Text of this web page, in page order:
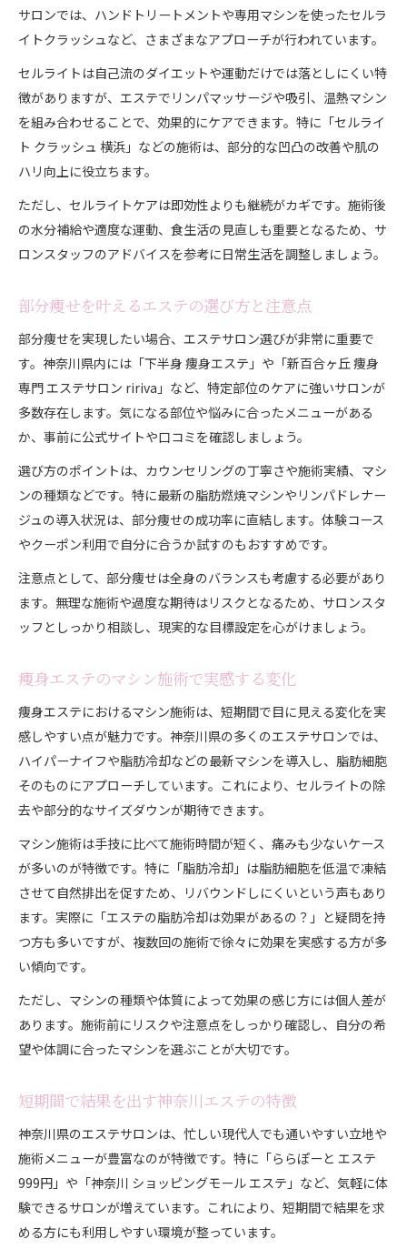
サロンでは、ハンドトリートメントや専用マシンを使ったセルラ
イトクラッシュなど、さまざまなアプローチが行われています。
セルライトは自己流のダイエットや運動だけでは落としにくい特
徴がありますが、エステでリンパマッサージや吸引、温熱マシン
を組み合わせることで、効果的にケアできます。特に「セルライ
ト クラッシュ 横浜」などの施術は、部分的な凹凸の改善や肌の
ハリ向上に役立ちます。
ただし、セルライトケアは即効性よりも継続がカギです。施術後
の水分補給や適度な運動、食生活の見直しも重要となるため、サ
ロンスタッフのアドバイスを参考に日常生活を調整しましょう。
部分痩せを叶えるエステの選び方と注意点
部分痩せを実現したい場合、エステサロン選びが非常に重要で
す。神奈川県内には「下半身 痩身エステ」や「新百合ヶ丘 痩身
専門 エステサロン ririva」など、特定部位のケアに強いサロンが
多数存在します。気になる部位や悩みに合ったメニューがある
か、事前に公式サイトや口コミを確認しましょう。
選び方のポイントは、カウンセリングの丁寧さや施術実績、マシ
ンの種類などです。特に最新の脂肪燃焼マシンやリンパドレナー
ジュの導入状況は、部分痩せの成功率に直結します。体験コース
やクーポン利用で自分に合うか試すのもおすすめです。
注意点として、部分痩せは全身のバランスも考慮する必要があり
ます。無理な施術や過度な期待はリスクとなるため、サロンスタ
ッフとしっかり相談し、現実的な目標設定を心がけましょう。
痩身エステのマシン施術で実感する変化
痩身エステにおけるマシン施術は、短期間で目に見える変化を実
感しやすい点が魅力です。神奈川県の多くのエステサロンでは、
ハイパーナイフや脂肪冷却などの最新マシンを導入し、脂肪細胞
そのものにアプローチしています。これにより、セルライトの除
去や部分的なサイズダウンが期待できます。
マシン施術は手技に比べて施術時間が短く、痛みも少ないケース
が多いのが特徴です。特に「脂肪冷却」は脂肪細胞を低温で凍結
させて自然排出を促すため、リバウンドしにくいという声もあり
ます。実際に「エステの脂肪冷却は効果があるの？」と疑問を持
つ方も多いですが、複数回の施術で徐々に効果を実感する方が多
い傾向です。
ただし、マシンの種類や体質によって効果の感じ方には個人差が
あります。施術前にリスクや注意点をしっかり確認し、自分の希
望や体調に合ったマシンを選ぶことが大切です。
短期間で結果を出す神奈川エステの特徴
神奈川県のエステサロンは、忙しい現代人でも通いやすい立地や
施術メニューが豊富なのが特徴です。特に「ららぽーと エステ
999円」や「神奈川 ショッピングモール エステ」など、気軽に体
験できるサロンが増えています。これにより、短期間で結果を求
める方にも利用しやすい環境が整っています。